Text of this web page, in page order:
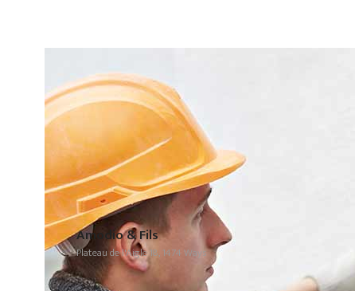
Amodio & Fils
Plateau de l'Aigle 18, 1474 Ways